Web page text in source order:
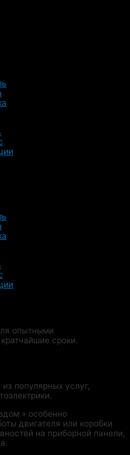
опытными
сроки.
популярных услуг,
» особенно
двигателя или коробки
на приборной панели,